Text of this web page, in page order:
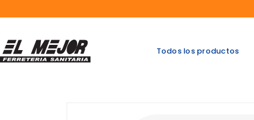
al
Todos los productos